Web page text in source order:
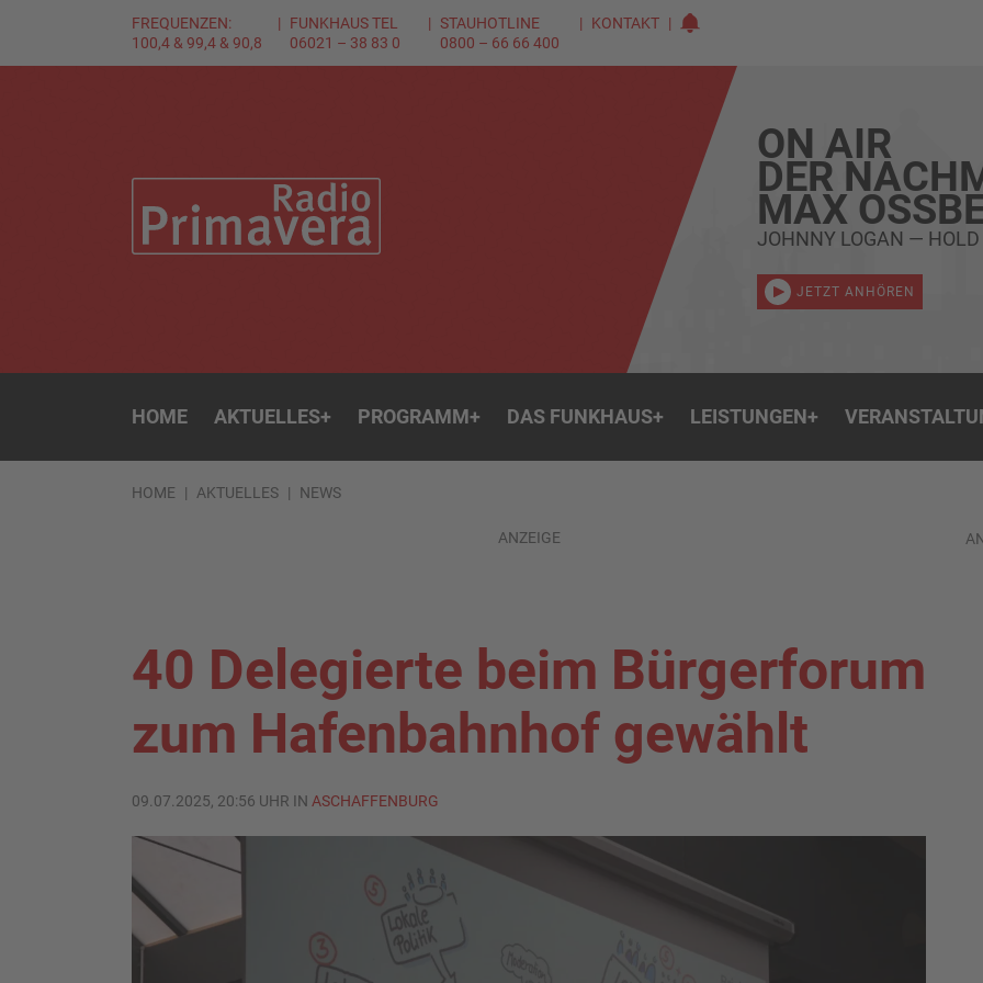
FREQUENZEN:
100,4 & 99,4 & 90,8
FUNKHAUS TEL
06021 – 38 83 0
STAUHOTLINE
0800 – 66 66 400
KONTAKT
ON AIR
DER
MAX
JOHNNY LOGAN —
JETZT ANHÖREN
HOME AKTUELLES+ PROGRAMM+ DAS FUNKHAUS+ LEISTUNGEN+
HOME AKTUELLES NEWS
ANZEIGE
40 Delegierte beim Bürgerforum
zum Hafenbahnhof gewählt
09.07.2025, 20:56 UHR IN ASCHAFFENBURG